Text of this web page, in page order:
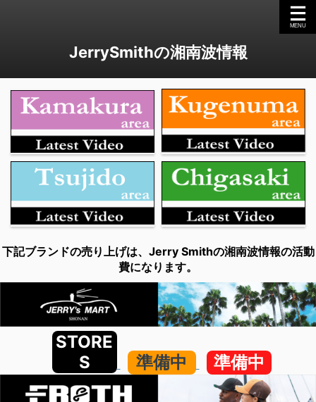
JerrySmithの湘南波情報
下記ブランドの売り上げは、Jerry Smithの湘南波情報の活動
費になります。
STORE
S
準備中 準備中